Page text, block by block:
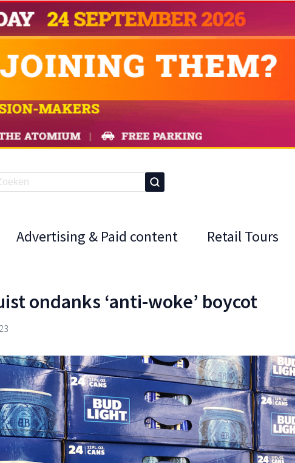
Advertising & Paid content Retail Tours
ondanks ‘anti-woke’ boycot